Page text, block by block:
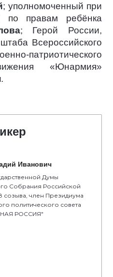
; уполномоченный при
по правам ребёнка
; Герой России,
Всероссийского
патриотического
«Юнармия»
.
Иванович
Думы
Собрания Российской
созыва, член Президиума
политического совета
РОССИЯ"